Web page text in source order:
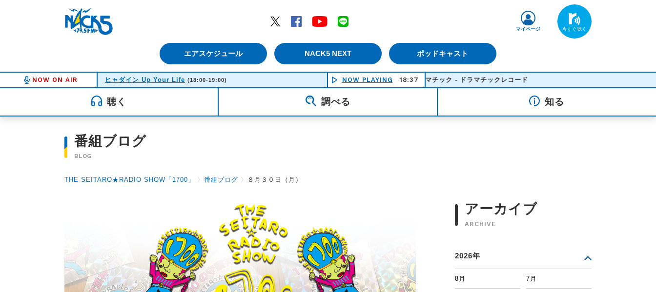
Twitter
Facebook YouTube
エアスケジュール NACK5 NEXT ポッドキャスト
マイページ
NOW ON AIR ヒャダイン Up Your Life (18:00-19:00) NOW PLAYING 18:37
瞬間ドラマチック - ドラマチックレコード
聴く 調べる 知る
番組ブログ
BLOG
THE SEITARO★RADIO SHOW「1700」 〉 番組ブログ 〉 ８月３０日（月）
アーカイブ
ARCHIVE
2026年
8月 7月